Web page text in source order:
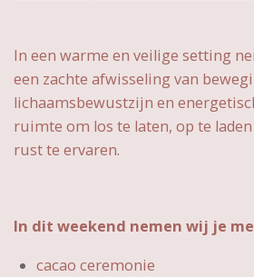
In een warme en veilige setting
een zachte afwisseling van
lichaamsbewustzijn en
ruimte om los te laten, op te
rust te ervaren.
In dit weekend nemen wij je
cacao ceremonie